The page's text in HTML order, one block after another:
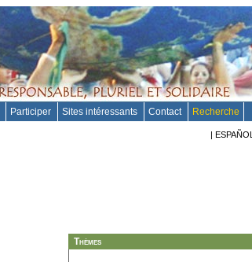
Participer Sites intéressants Contact Recherche
| ESPAÑOL
Thèmes